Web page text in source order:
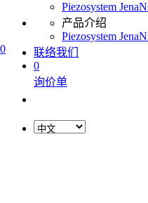
0
Piezosystem Jena
产品介绍
Piezosystem Jena
联络我们
0
询价单